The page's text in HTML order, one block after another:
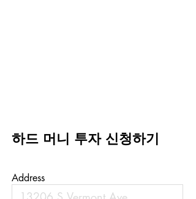
하드 머니 투자 신청하기
Address